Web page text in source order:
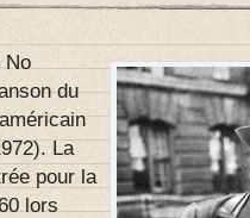
No
du
La
pour la
lors